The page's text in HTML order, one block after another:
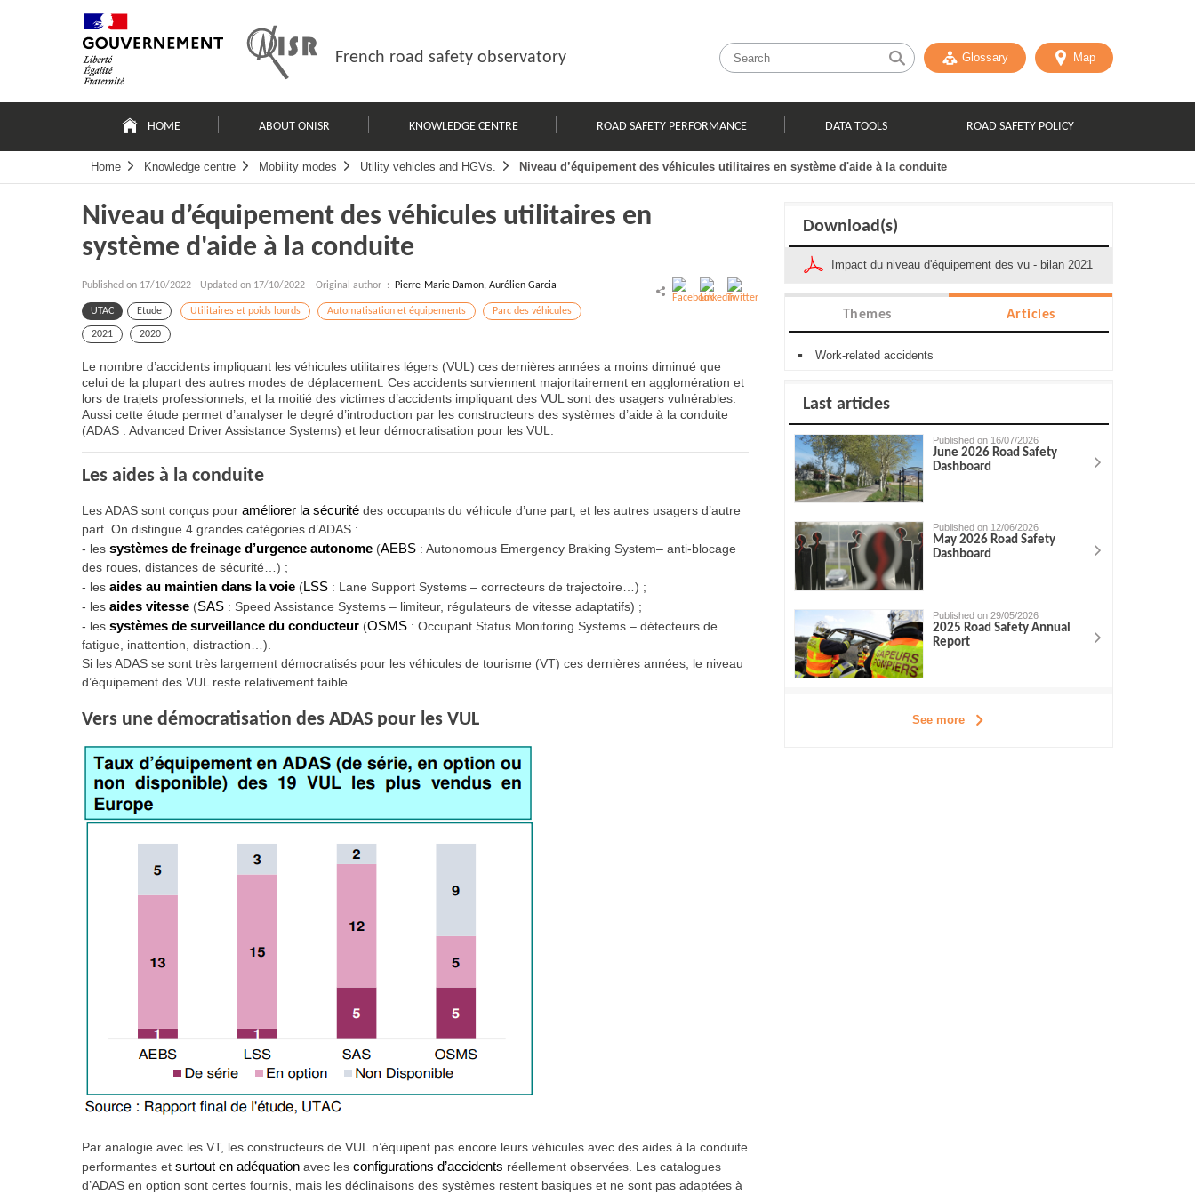
French road safety observatory Glossary Map
principale
HOME ABOUT ONISR KNOWLEDGE CENTRE ROAD SAFETY PERFORMANCE DATA TOOLS ROAD SAFETY POLICY
Home Knowledge centre Mobility modes Utility vehicles and HGVs. Niveau d’équipement des véhicules utilitaires en système d'aide à la conduite
Niveau d’équipement des véhicules utilitaires en
système d'aide à la conduite
Published on 17/10/2022 - Updated on 17/10/2022 - Original author : Pierre-Marie Damon, Aurélien Garcia
UTAC Etude Utilitaires et poids lourds Automatisation et équipements Parc des véhicules
2021 2020
Le nombre d’accidents impliquant les véhicules utilitaires légers (VUL) ces dernières années a moins diminué que
celui de la plupart des autres modes de déplacement. Ces accidents surviennent majoritairement en agglomération et
lors de trajets professionnels, et la moitié des victimes d’accidents impliquant des VUL sont des usagers vulnérables.
Aussi cette étude permet d’analyser le degré d’introduction par les constructeurs des systèmes d’aide à la conduite
(ADAS : Advanced Driver Assistance Systems) et leur démocratisation pour les VUL.
Les aides à la conduite
Les ADAS sont conçus pour améliorer la sécurité des occupants du véhicule d’une part, et les autres usagers d’autre
part. On distingue 4 grandes catégories d’ADAS :
- les systèmes de freinage d’urgence autonome (AEBS : Autonomous Emergency Braking System– anti-blocage
des roues, distances de sécurité…) ;
- les aides au maintien dans la voie (LSS : Lane Support Systems – correcteurs de trajectoire…) ;
- les aides vitesse (SAS : Speed Assistance Systems – limiteur, régulateurs de vitesse adaptatifs) ;
- les systèmes de surveillance du conducteur (OSMS : Occupant Status Monitoring Systems – détecteurs de
fatigue, inattention, distraction…).
Si les ADAS se sont très largement démocratisés pour les véhicules de tourisme (VT) ces dernières années, le niveau
d’équipement des VUL reste relativement faible.
Vers une démocratisation des ADAS pour les VUL
Par analogie avec les VT, les constructeurs de VUL n’équipent pas encore leurs véhicules avec des aides à la conduite
performantes et surtout en adéquation avec les configurations d’accidents réellement observées. Les catalogues
d’ADAS en option sont certes fournis, mais les déclinaisons des systèmes restent basiques et ne sont pas adaptées à
Download(s)
Impact du niveau d'équipement des vu - bilan 2021
Themes Articles
Work-related accidents
Last articles
Published on 16/07/2026
June 2026 Road Safety
Dashboard
Published on 12/06/2026
May 2026 Road Safety
Dashboard
Published on 29/05/2026
2025 Road Safety Annual
Report
See more